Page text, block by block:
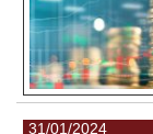
31/01/2024